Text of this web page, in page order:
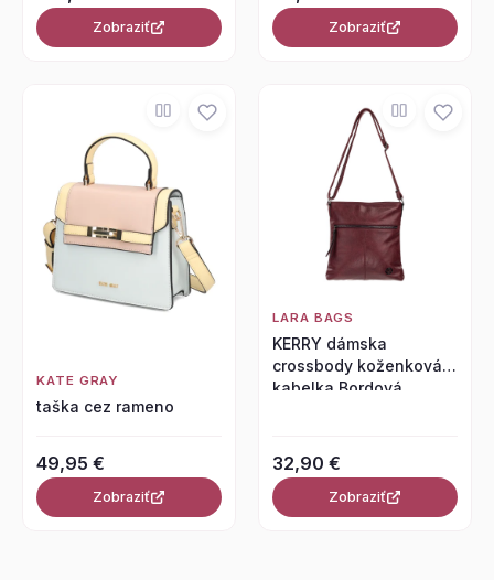
Zobraziť Zobraziť
KATE GRAY
taška cez rameno
49,95 €
Zobraziť
LARA BAGS
KERRY dámska
crossbody koženková
kabelka Bordová
32,90 €
Zobraziť